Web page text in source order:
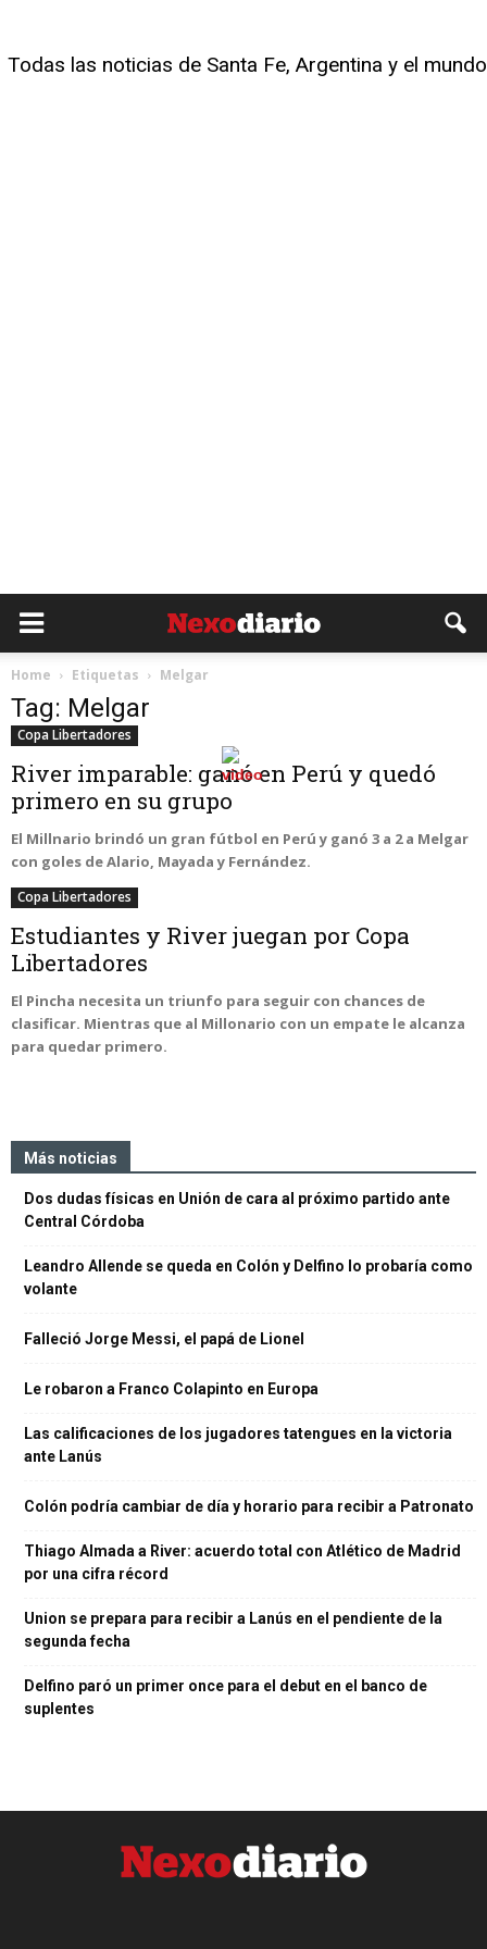
Todas las noticias de Santa Fe, Argentina y el mundo
Home Etiquetas Melgar
Tag: Melgar
Copa Libertadores
River imparable: ganó en Perú y quedó
primero en su grupo
El Millnario brindó un gran fútbol en Perú y ganó 3 a 2 a Melgar
con goles de Alario, Mayada y Fernández.
Copa Libertadores
Estudiantes y River juegan por Copa
Libertadores
El Pincha necesita un triunfo para seguir con chances de
clasificar. Mientras que al Millonario con un empate le alcanza
para quedar primero.
Más noticias
Dos dudas físicas en Unión de cara al próximo partido ante
Central Córdoba
Leandro Allende se queda en Colón y Delfino lo probaría como
volante
Falleció Jorge Messi, el papá de Lionel
Le robaron a Franco Colapinto en Europa
Las calificaciones de los jugadores tatengues en la victoria
ante Lanús
Colón podría cambiar de día y horario para recibir a Patronato
Thiago Almada a River: acuerdo total con Atlético de Madrid
por una cifra récord
Union se prepara para recibir a Lanús en el pendiente de la
segunda fecha
Delfino paró un primer once para el debut en el banco de
suplentes